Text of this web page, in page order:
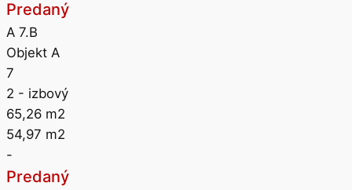
Predaný
A 7.B
Objekt A
7
2 - izbový
65,26 m2
54,97 m2
-
Predaný